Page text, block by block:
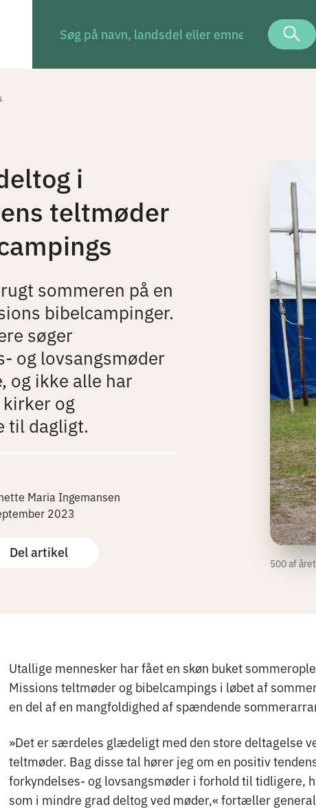
i
teltmøder
sommeren på en
bibelcampinger.
søger
og lovsangsmøder
og ikke alle har
og
til dagligt.
Maria Ingemansen
2023
Del artikel
500 af
Utallige mennesker har fået en skøn buket
Missions teltmøder og bibelcampings i løbet af
en del af en mangfoldighed af spændende
»Det er særdeles glædeligt med den store deltagelse
teltmøder. Bag disse tal hører jeg om en positiv
forkyndelses- og lovsangsmøder i forhold til tidligere,
som i mindre grad deltog ved møder,« fortæller